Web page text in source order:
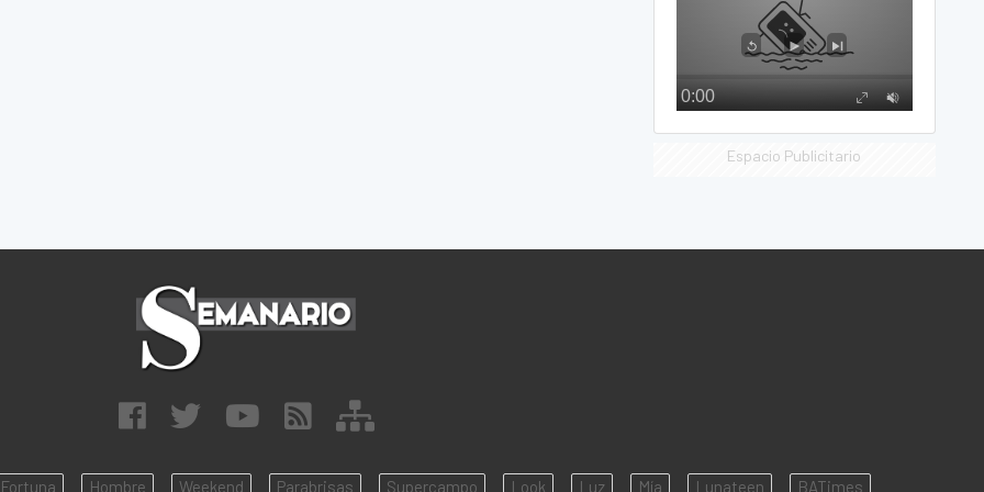
Espacio Publicitario
Fortuna Hombre Weekend Parabrisas Supercampo Look Luz Mía Lunateen BATimes